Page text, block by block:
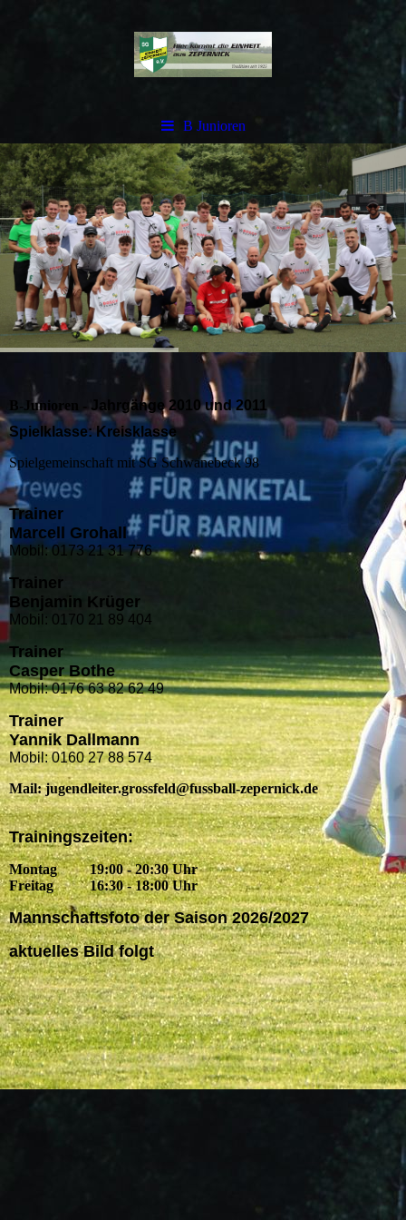
B Junioren
B-Junioren - Jahrgänge 2010 und 2011
Spielklasse: Kreisklasse
Spielgemeinschaft mit SG Schwanebeck 98
Trainer
Marcell Grohall
Mobil: 0173 21 31 776
Trainer
Benjamin Krüger
Mobil: 0170 21 89 404
Trainer
Casper Bothe
Mobil: 0176 63 82 62 49
Trainer
Yannik Dallmann
Mobil: 0160 27 88 574
Mail: jugendleiter.grossfeld@fussball-zepernick.de
Trainingszeiten:
Montag 19:00 - 20:30 Uhr
Freitag 16:30 - 18:00 Uhr
Mannschaftsfoto der Saison 2026/2027
aktuelles Bild folgt